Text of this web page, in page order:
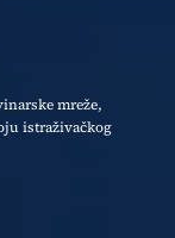
mreže,
istraživačkog